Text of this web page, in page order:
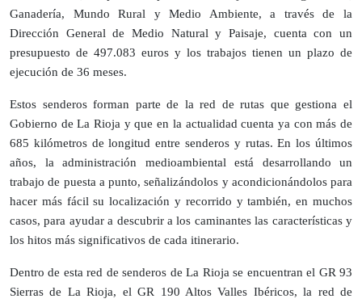
Ganadería, Mundo Rural y Medio Ambiente, a través de la
Dirección General de Medio Natural y Paisaje, cuenta con un
presupuesto de 497.083 euros y los trabajos tienen un plazo de
ejecución de 36 meses.
Estos senderos forman parte de la red de rutas que gestiona el
Gobierno de La Rioja y que en la actualidad cuenta ya con más de
685 kilómetros de longitud entre senderos y rutas. En los últimos
años, la administración medioambiental está desarrollando un
trabajo de puesta a punto, señalizándolos y acondicionándolos para
hacer más fácil su localización y recorrido y también, en muchos
casos, para ayudar a descubrir a los caminantes las características y
los hitos más significativos de cada itinerario.
Dentro de esta red de senderos de La Rioja se encuentran el GR 93
Sierras de La Rioja, el GR 190 Altos Valles Ibéricos, la red de